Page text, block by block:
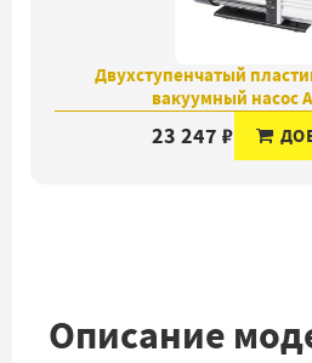
Двухступенчатый
вакуумный насос
23 247 ₽
Описание